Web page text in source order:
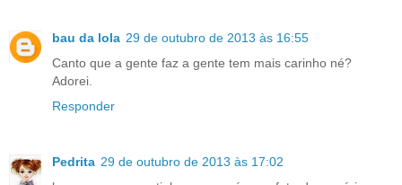
bau da lola 29 de outubro de 2013 às 16:55
Canto que a gente faz a gente tem mais carinho né?
Adorei.
Responder
Pedrita 29 de outubro de 2013 às 17:02